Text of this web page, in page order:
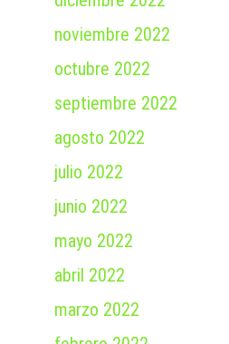
noviembre 2022
octubre 2022
septiembre 2022
agosto 2022
julio 2022
junio 2022
mayo 2022
abril 2022
marzo 2022